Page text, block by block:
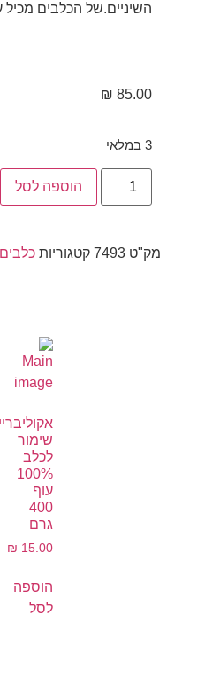
השיניים.של הכלבים
₪ 85.00
3 במלאי
הוספה לסל
מק"ט 7493 קטגוריות כלבים
שימור
לכלב
100%
עוף
400
גרם
₪ 15.00
הוספה
לסל